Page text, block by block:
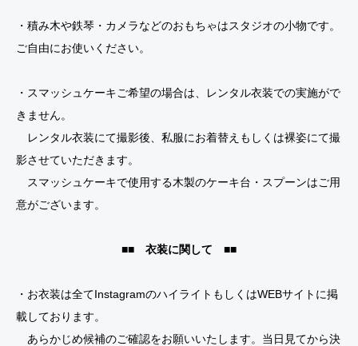
・積み木や鉄琴・カメラなどのおもちゃはスタジオの小物です。
ご自由にお使いください。
・スマッシュケーキご希望の場合は、レンタル衣装での実施がで
きません。
レンタル衣装にて撮影後、私服にお着替えもしくは裸姿にて撮
影させていただきます。
スマッシュケーキで使用する木製のケーキ台・スプーンはご用
意がございます。
■■ 衣装に関して ■■
・お衣装は全てInstagramのハイライトもしくはWEBサイトに掲
載しております。
あらかじめ候補のご確認をお願いいたします。当日見てから決